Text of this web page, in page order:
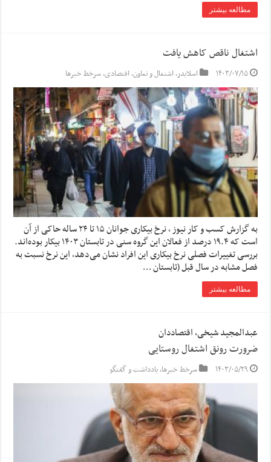
مطالعه بیشتر
اشتغال ناقص کاهش یافت
۱۴۰۳/۰۷/۱۵ اسلایدر,اشتغال و تعاون,اقتصادی,سرخط خبرها
به گزارش کسب و کار نیوز ، نرخ بیکاری جوانان ۱۵ تا ۲۴ ساله حاکی از آن
است که ۱۹.۴ درصد از فعالان این گروه سنی در تابستان ۱۴۰۳ بیکار بوده‌اند.
بررسی تغییرات فصلی نرخ بیکاری این افراد نشان می‌دهد، این نرخ نسبت به
فصل مشابه در سال قبل (تابستان …
مطالعه بیشتر
عبدالمجید شیخی، اقتصاددان
ضرورت رونق اشتغال روستایی
۱۴۰۳/۰۵/۲۹ سرخط خبرها,یادداشت و گفتگو